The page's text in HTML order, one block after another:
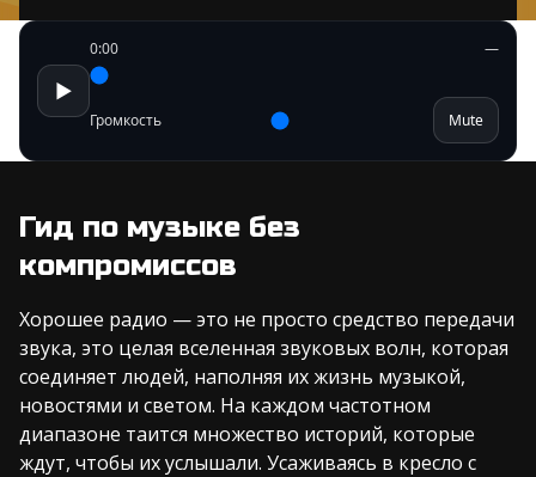
▶
0:00 —
Громкость Mute
Гид по музыке без
компромиссов
Хорошее радио — это не просто средство передачи
звука, это целая вселенная звуковых волн, которая
соединяет людей, наполняя их жизнь музыкой,
новостями и светом. На каждом частотном
диапазоне таится множество историй, которые
ждут, чтобы их услышали. Усаживаясь в кресло с